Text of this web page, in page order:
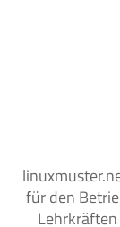
für den